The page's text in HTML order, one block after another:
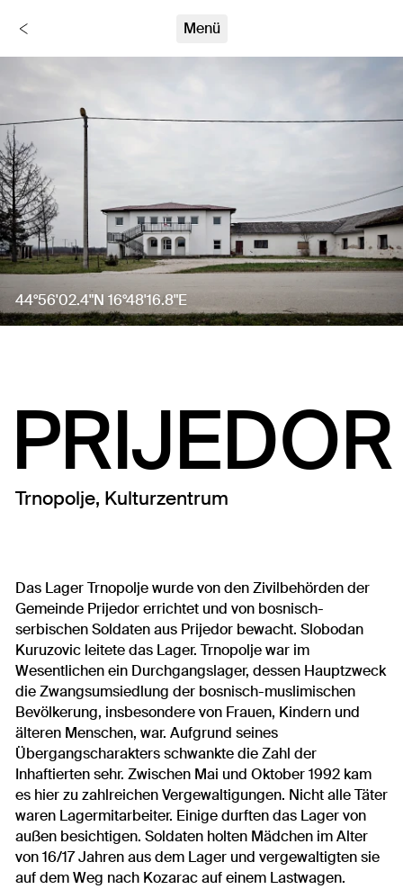
Stumme Zeugen
Menü
44°56'02.4"N 16°48'16.8"E
PRIJEDOR
Trnopolje, Kulturzentrum
Das Lager Trnopolje wurde von den Zivilbehörden der
Gemeinde Prijedor errichtet und von bosnisch-
serbischen Soldaten aus Prijedor bewacht. Slobodan
Kuruzovic leitete das Lager. Trnopolje war im
Wesentlichen ein Durchgangslager, dessen Hauptzweck
die Zwangsumsiedlung der bosnisch-muslimischen
Bevölkerung, insbesondere von Frauen, Kindern und
älteren Menschen, war. Aufgrund seines
Übergangscharakters schwankte die Zahl der
Inhaftierten sehr. Zwischen Mai und Oktober 1992 kam
es hier zu zahlreichen Vergewaltigungen. Nicht alle Täter
waren Lagermitarbeiter. Einige durften das Lager von
außen besichtigen. Soldaten holten Mädchen im Alter
von 16/17 Jahren aus dem Lager und vergewaltigten sie
auf dem Weg nach Kozarac auf einem Lastwagen.